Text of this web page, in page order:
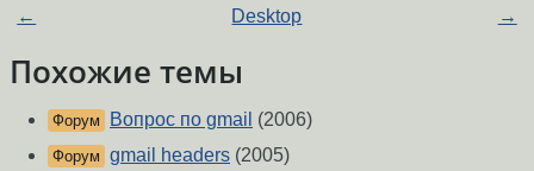
← Desktop →
Похожие темы
Форум Вопрос по gmail (2006)
Форум gmail headers (2005)